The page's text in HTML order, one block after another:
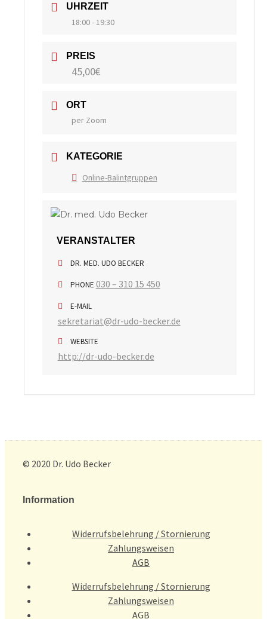
UHRZEIT
18:00 - 19:30
PREIS
45,00€
ORT
per Zoom
KATEGORIE
Online-Balintgruppen
VERANSTALTER
DR. MED. UDO BECKER
PHONE 030 – 310 15 450
E-MAIL
sekretariat@dr-udo-becker.de
WEBSITE
http://dr-udo-becker.de
© 2020 Dr. Udo Becker
Information
Widerrufsbelehrung / Stornierung
Zahlungsweisen
AGB
Widerrufsbelehrung / Stornierung
Zahlungsweisen
AGB